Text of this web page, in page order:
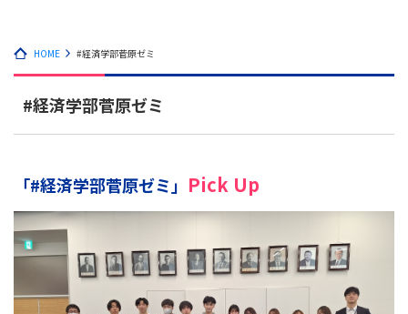
HOME #経済学部菅原ゼミ
#経済学部菅原ゼミ
「#経済学部菅原ゼミ」 Pick Up